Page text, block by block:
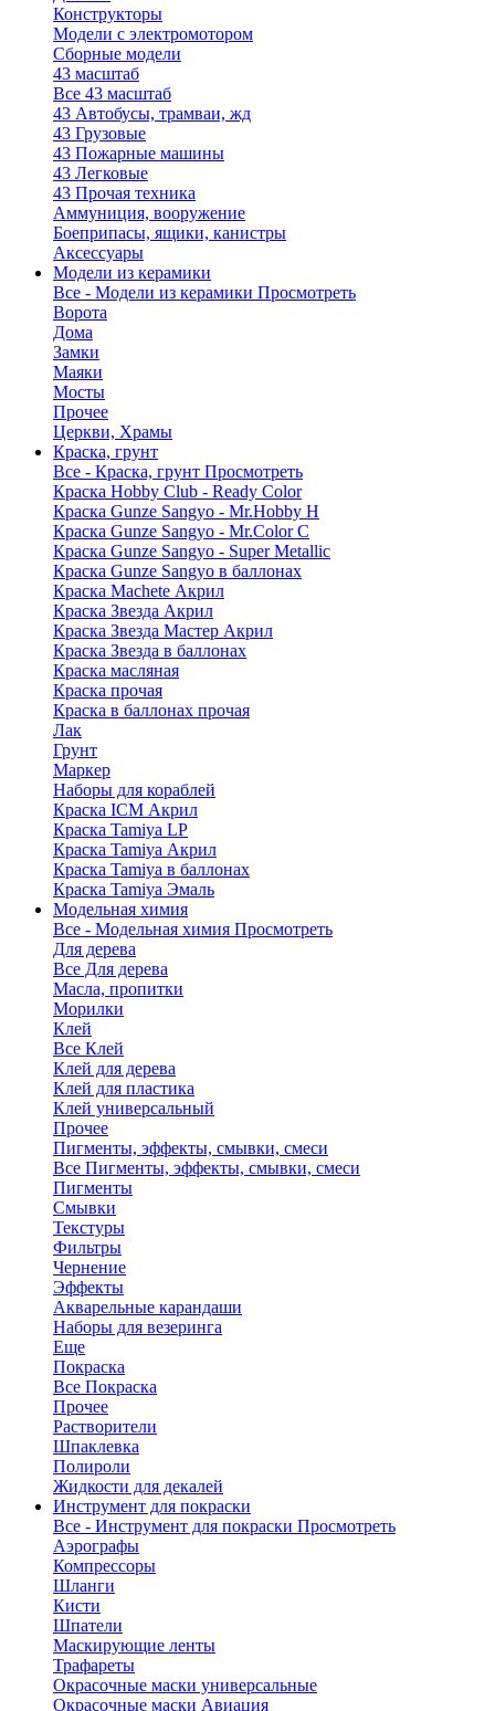
Конструкторы
Модели с электромотором
Сборные модели
43 масштаб
Все 43 масштаб
43 Автобусы, трамваи, жд
43 Грузовые
43 Пожарные машины
43 Легковые
43 Прочая техника
Аммуниция, вооружение
Боеприпасы, ящики, канистры
Аксессуары
Модели из керамики
Все - Модели из керамики Просмотреть
Ворота
Дома
Замки
Маяки
Мосты
Прочее
Церкви, Храмы
Краска, грунт
Все - Краска, грунт Просмотреть
Краска Hobby Club - Ready Color
Краска Gunze Sangyo - Mr.Hobby H
Краска Gunze Sangyo - Mr.Color C
Краска Gunze Sangyo - Super Metallic
Краска Gunze Sangyo в баллонах
Краска Machete Акрил
Краска Звезда Акрил
Краска Звезда Мастер Акрил
Краска Звезда в баллонах
Краска масляная
Краска прочая
Краска в баллонах прочая
Лак
Грунт
Маркер
Наборы для кораблей
Краска ICM Акрил
Краска Tamiya LP
Краска Tamiya Акрил
Краска Tamiya в баллонах
Краска Tamiya Эмаль
Модельная химия
Все - Модельная химия Просмотреть
Для дерева
Все Для дерева
Масла, пропитки
Морилки
Клей
Все Клей
Клей для дерева
Клей для пластика
Клей универсальный
Прочее
Пигменты, эффекты, смывки, смеси
Все Пигменты, эффекты, смывки, смеси
Пигменты
Смывки
Текстуры
Фильтры
Чернение
Эффекты
Акварельные карандаши
Наборы для везеринга
Еще
Покраска
Все Покраска
Прочее
Растворители
Шпаклевка
Полироли
Жидкости для декалей
Инструмент для покраски
Все - Инструмент для покраски Просмотреть
Аэрографы
Компрессоры
Шланги
Кисти
Шпатели
Маскирующие ленты
Трафареты
Окрасочные маски универсальные
Окрасочные маски Авиация